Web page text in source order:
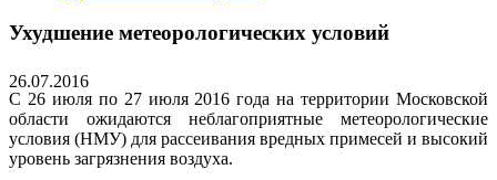
Ухудшение метеорологических условий
26.07.2016
С 26 июля по 27 июля 2016 года на территории Московской
области ожидаются неблагоприятные метеорологические
условия (НМУ) для рассеивания вредных примесей и высокий
уровень загрязнения воздуха.